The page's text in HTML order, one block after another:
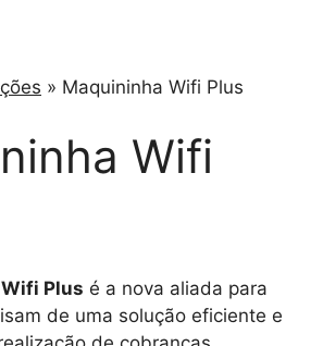
» Maquininha Wifi Plus
Wifi
Plus é a nova aliada para
de uma solução eficiente e